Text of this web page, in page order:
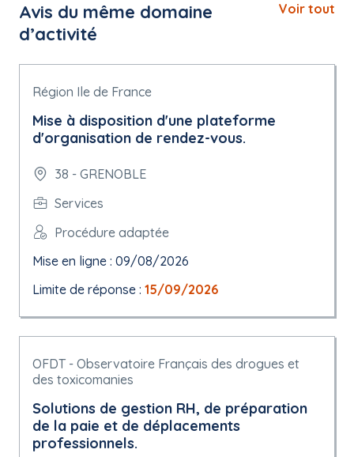
Avis du même domaine
d’activité
Voir tout
Région Ile de France
Mise à disposition d'une plateforme
d'organisation de rendez-vous.
38 - GRENOBLE
Services
Procédure adaptée
Mise en ligne : 09/08/2026
Limite de réponse : 15/09/2026
OFDT - Observatoire Français des drogues et
des toxicomanies
Solutions de gestion RH, de préparation
de la paie et de déplacements
professionnels.